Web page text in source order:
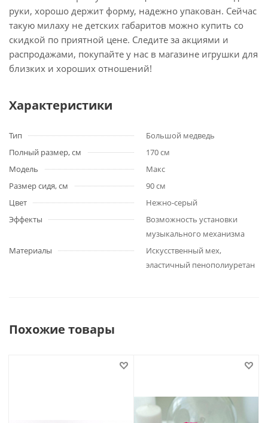
руки, хорошо держит форму, надежно упакован. Сейчас
такую милаху не детских габаритов можно купить со
скидкой по приятной цене. Следите за акциями и
распродажами, покупайте у нас в магазине игрушки для
близких и хороших отношений!
Характеристики
Тип
Большой медведь
Полный размер, см
170 см
Модель
Макс
Размер сидя, см
90 см
Цвет
Нежно-серый
Эффекты
Возможность установки
музыкального механизма
Материалы
Искусственный мех,
эластичный пенополиуретан
Похожие товары